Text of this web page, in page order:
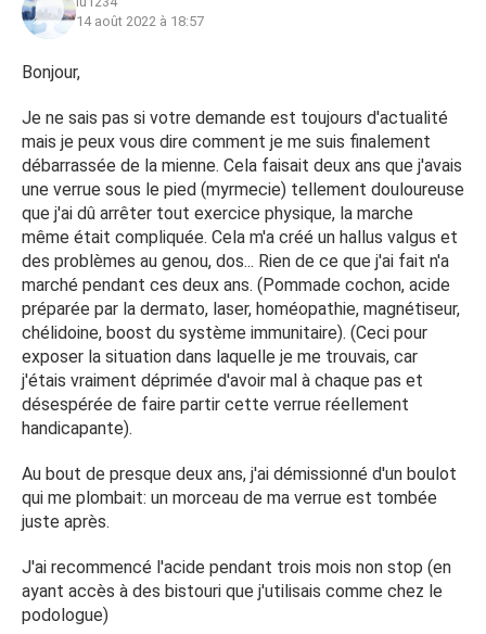
plus en plus. J’ai peur d’aller à la piscine/plage (en plus
c’est contagieux !). Je refuse d’enlever mes chaussettes
devant des gens. J’ai l’impression que ma mère s’en fout
complètement, comme si c’est moi qui en faisais toute
une histoire.
La prochaine chose que je vais essayer est de changer
drastiquement mon régime alimentaire, j’ai vu que ça
pouvait sérieusement aider.
Je comprends qu’il n’y a pas de remède universel, mais si
vous avez des pistes solides et des indications précises
ou de quoi me rassurer je suis preneur.
Merci
14 août 2022 à 18:57
Bonjour,
Je ne sais pas si votre demande est toujours d'actualité
mais je peux vous dire comment je me suis finalement
débarrassée de la mienne. Cela faisait deux ans que j'avais
une verrue sous le pied (myrmecie) tellement douloureuse
que j'ai dû arrêter tout exercice physique, la marche
même était compliquée. Cela m'a créé un hallus valgus et
des problèmes au genou, dos... Rien de ce que j'ai fait n'a
marché pendant ces deux ans. (Pommade cochon, acide
préparée par la dermato, laser, homéopathie, magnétiseur,
chélidoine, boost du système immunitaire). (Ceci pour
exposer la situation dans laquelle je me trouvais, car
j'étais vraiment déprimée d'avoir mal à chaque pas et
désespérée de faire partir cette verrue réellement
handicapante).
Au bout de presque deux ans, j'ai démissionné d'un boulot
qui me plombait: un morceau de ma verrue est tombée
juste après.
J'ai recommencé l'acide pendant trois mois non stop (en
ayant accès à des bistouri que j'utilisais comme chez le
podologue)